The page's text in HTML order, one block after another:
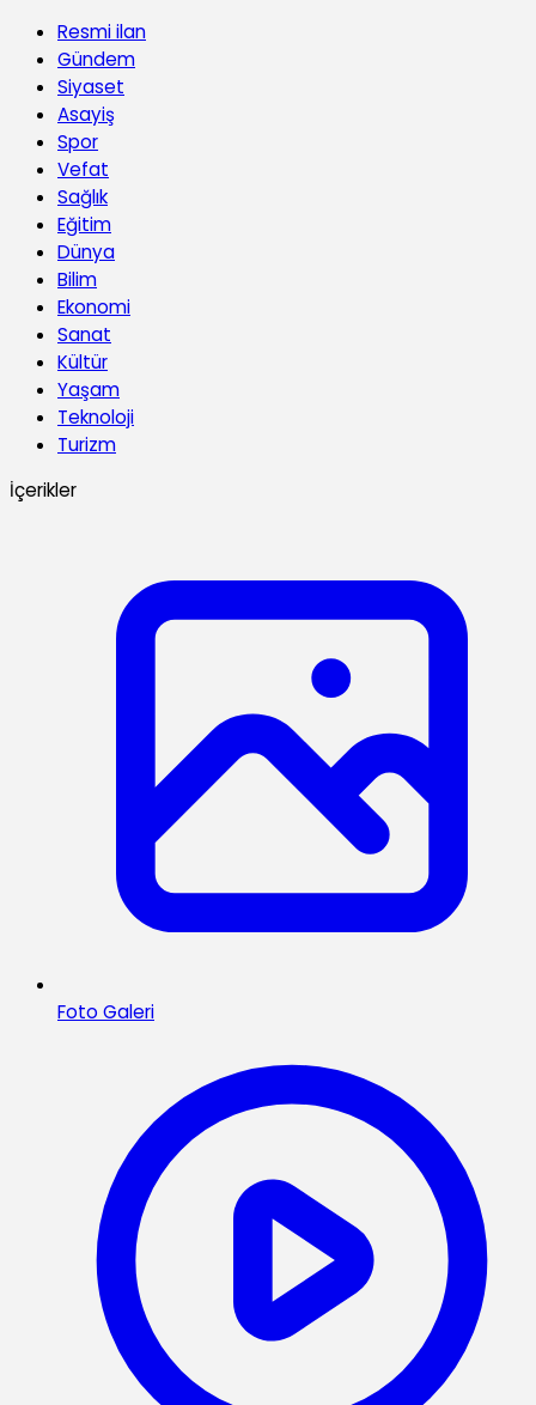
Resmi ilan
Gündem
Siyaset
Asayiş
Spor
Vefat
Sağlık
Eğitim
Dünya
Bilim
Ekonomi
Sanat
Kültür
Yaşam
Teknoloji
Turizm
İçerikler
Foto Galeri